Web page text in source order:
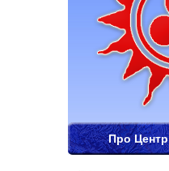
Про Центр